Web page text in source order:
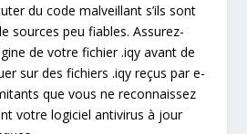
du code malveillant s’ils sont
sources peu fiables. Assurez-
de votre fichier .iqy avant de
sur des fichiers .iqy reçus par e-
que vous ne reconnaissez
votre logiciel antivirus à jour